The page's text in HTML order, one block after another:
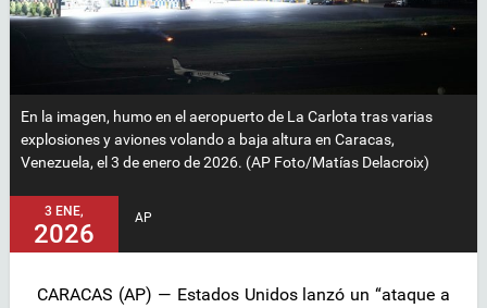
En la imagen, humo en el aeropuerto de La Carlota tras varias
explosiones y aviones volando a baja altura en Caracas,
Venezuela, el 3 de enero de 2026. (AP Foto/Matías Delacroix)
3 ENE,
2026
AP
CARACAS (AP) — Estados Unidos lanzó un “ataque a